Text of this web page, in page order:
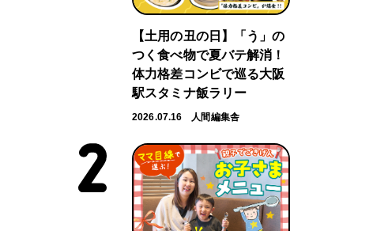
【土用の丑の日】「う」の
つく食べ物で夏バテ解消！
体力格差コンビで巡る大阪
駅スタミナ飯ラリー
2026.07.16 人間編集舎